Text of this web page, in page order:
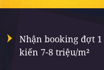
Nhận booking đợt
kiến 7-8 triệu/m²